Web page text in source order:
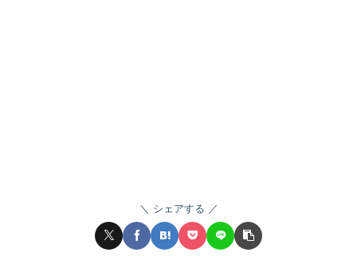
シェアする